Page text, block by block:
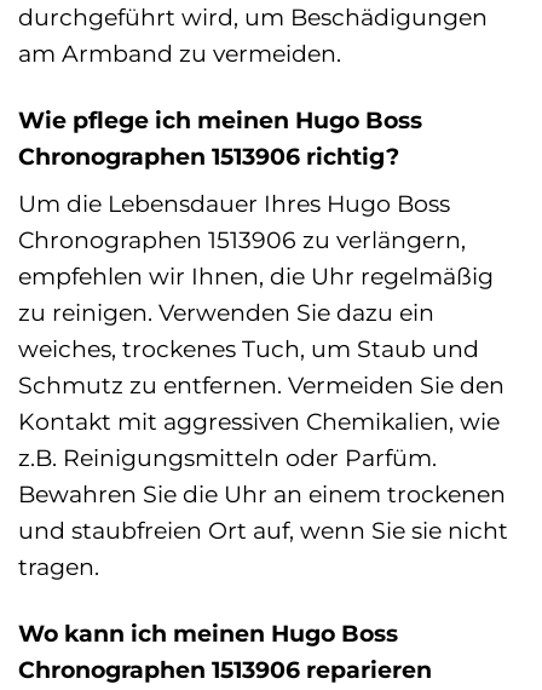
durchgeführt wird, um Beschädigungen
am Armband zu vermeiden.
Wie pflege ich meinen Hugo Boss
Chronographen 1513906 richtig?
Um die Lebensdauer Ihres Hugo Boss
Chronographen 1513906 zu verlängern,
empfehlen wir Ihnen, die Uhr regelmäßig
zu reinigen. Verwenden Sie dazu ein
weiches, trockenes Tuch, um Staub und
Schmutz zu entfernen. Vermeiden Sie den
Kontakt mit aggressiven Chemikalien, wie
z.B. Reinigungsmitteln oder Parfüm.
Bewahren Sie die Uhr an einem trockenen
und staubfreien Ort auf, wenn Sie sie nicht
tragen.
Wo kann ich meinen Hugo Boss
Chronographen 1513906 reparieren